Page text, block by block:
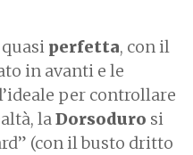
quasi perfetta, con il
in avanti e le
per controllare
la Dorsoduro si
(con il busto dritto